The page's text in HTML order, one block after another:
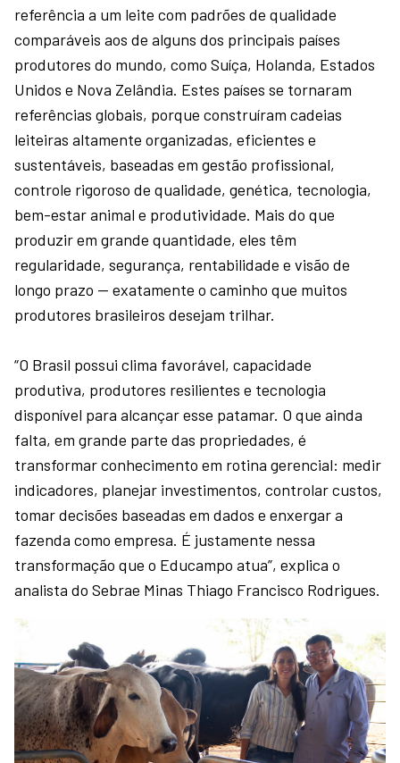
referência a um leite com padrões de qualidade
comparáveis aos de alguns dos principais países
produtores do mundo, como Suíça, Holanda, Estados
Unidos e Nova Zelândia. Estes países se tornaram
referências globais, porque construíram cadeias
leiteiras altamente organizadas, eficientes e
sustentáveis, baseadas em gestão profissional,
controle rigoroso de qualidade, genética, tecnologia,
bem-estar animal e produtividade. Mais do que
produzir em grande quantidade, eles têm
regularidade, segurança, rentabilidade e visão de
longo prazo — exatamente o caminho que muitos
produtores brasileiros desejam trilhar.
“O Brasil possui clima favorável, capacidade
produtiva, produtores resilientes e tecnologia
disponível para alcançar esse patamar. O que ainda
falta, em grande parte das propriedades, é
transformar conhecimento em rotina gerencial: medir
indicadores, planejar investimentos, controlar custos,
tomar decisões baseadas em dados e enxergar a
fazenda como empresa. É justamente nessa
transformação que o Educampo atua”, explica o
analista do Sebrae Minas Thiago Francisco Rodrigues.